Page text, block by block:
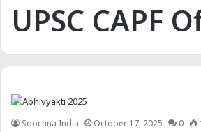
UPSC CAPF
Soochna India October 17, 2025 0